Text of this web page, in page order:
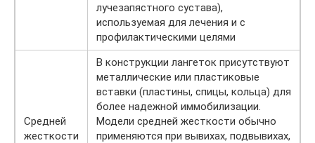
лучезапястного сустава),
используемая для лечения и с
профилактическими целями
Средней
жесткости
В конструкции лангеток присутствуют
металлические или пластиковые
вставки (пластины, спицы, кольца) для
более надежной иммобилизации.
Модели средней жесткости обычно
применяются при вывихах, подвывихах,